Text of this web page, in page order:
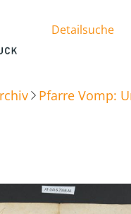
Detailsuche
Pfarre Vomp: